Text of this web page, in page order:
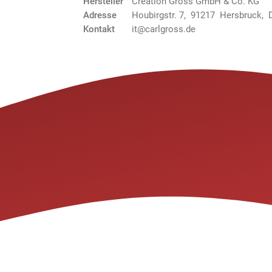
Adresse
Houbirgstr. 7, 91217 Hersbruck,
Kontakt
it@carlgross.de